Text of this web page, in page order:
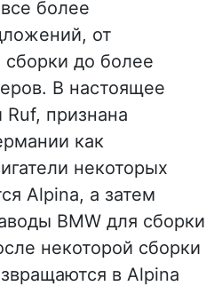
более
от
сборки до более
В настоящее
признана
как
некоторых
Alpina, а затем
BMW для сборки
некоторой сборки
в Alpina